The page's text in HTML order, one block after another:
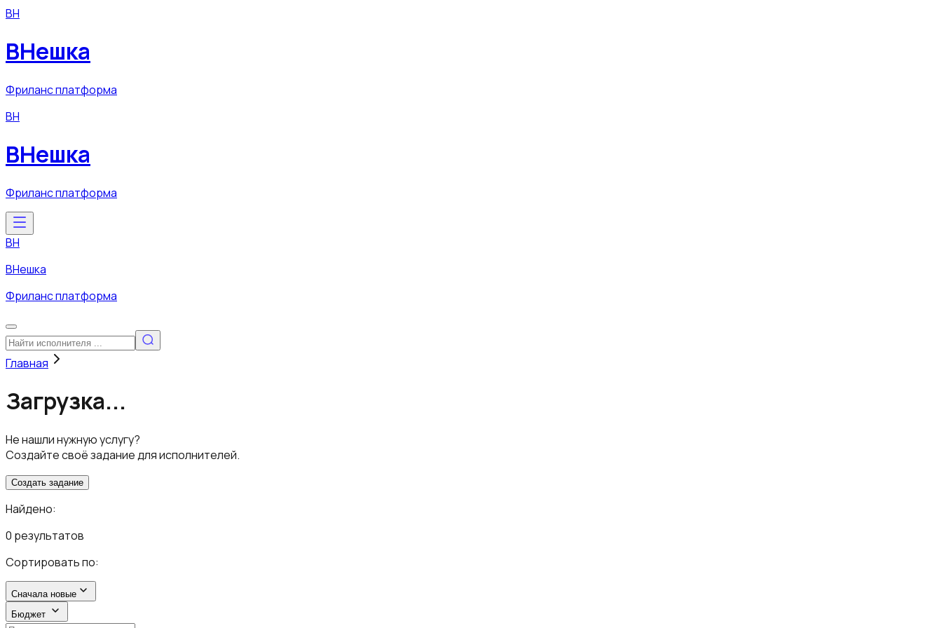
ВН
ВНешка
Фриланс платформа
ВН
ВНешка
Фриланс платформа
ВН
ВНешка
Фриланс платформа
Главная
Загрузка...
Не нашли нужную услугу?
Создайте своё задание для исполнителей.
Создать задание
Найдено:
0 результатов
Сортировать по:
Сначала новые
Бюджет